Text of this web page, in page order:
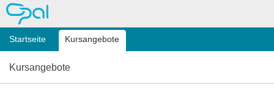
OPAL
Startseite Kursangebote
Kursangebote